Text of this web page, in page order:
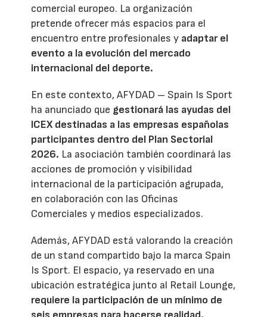
comercial europeo. La organización
pretende ofrecer más espacios para el
encuentro entre profesionales y adaptar el
evento a la evolución del mercado
internacional del deporte.
En este contexto, AFYDAD – Spain Is Sport
ha anunciado que gestionará las ayudas del
ICEX destinadas a las empresas españolas
participantes dentro del Plan Sectorial
2026. La asociación también coordinará las
acciones de promoción y visibilidad
internacional de la participación agrupada,
en colaboración con las Oficinas
Comerciales y medios especializados.
Además, AFYDAD está valorando la creación
de un stand compartido bajo la marca Spain
Is Sport. El espacio, ya reservado en una
ubicación estratégica junto al Retail Lounge,
requiere la participación de un mínimo de